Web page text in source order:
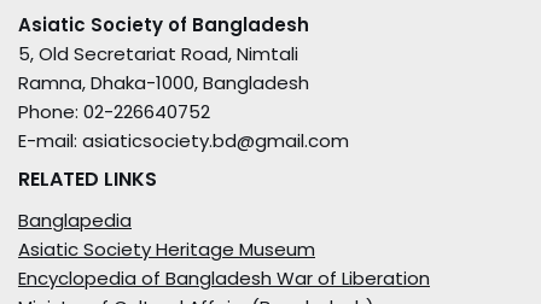
Asiatic Society of Bangladesh
5, Old Secretariat Road, Nimtali
Ramna, Dhaka-1000, Bangladesh
Phone: 02-226640752
E-mail: asiaticsociety.bd@gmail.com
RELATED LINKS
Banglapedia
Asiatic Society Heritage Museum
Encyclopedia of Bangladesh War of Liberation